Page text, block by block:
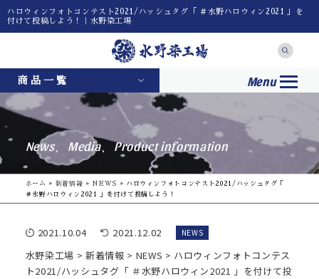
ハロウィンフォトコンテスト2021/ハッシュタグ「 ＃水野ハロウィン2021 」を
付けて投稿しよう！｜水野染工場
商品一覧 Menu
News、Media、Product information
ホーム » 新着情報 » NEWS » ハロウィンフォトコンテスト2021/ハッシュタグ「
＃水野ハロウィン2021 」を付けて投稿しよう！
2021.10.04 2021.12.02 NEWS
水野染工場 >新着情報 > NEWS > ハロウィンフォトコンテス
ト2021/ハッシュタグ「 ＃水野ハロウィン2021 」を付けて投